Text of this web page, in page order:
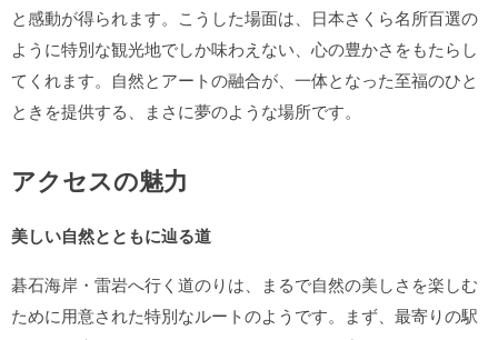
と感動が得られます。こうした場面は、日本さくら名所百選の
ように特別な観光地でしか味わえない、心の豊かさをもたらし
てくれます。自然とアートの融合が、一体となった至福のひと
ときを提供する、まさに夢のような場所です。
アクセスの魅力
美しい自然とともに辿る道
碁石海岸・雷岩へ行く道のりは、まるで自然の美しさを楽しむ
ために用意された特別なルートのようです。まず、最寄りの駅